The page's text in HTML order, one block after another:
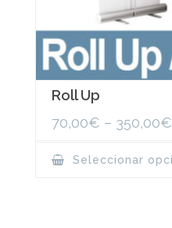
Roll Up
70,00€ – 350,00€
Seleccionar